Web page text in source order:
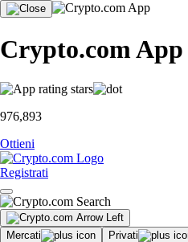
Crypto.com App
976,893
Ottieni
Registrati
Mercati Privati